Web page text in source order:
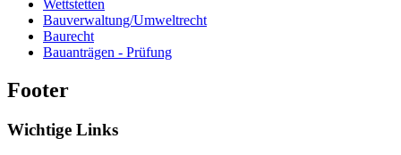
Wettstetten
Bauverwaltung/Umweltrecht
Baurecht
Bauanträgen - Prüfung
Footer
Wichtige Links